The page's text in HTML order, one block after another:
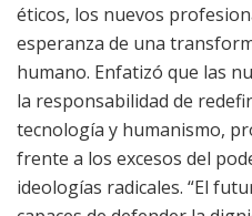
éticos, los nuevos
esperanza de una
humano. Enfatizó que las
la responsabilidad de
tecnología y humanismo,
frente a los excesos del
ideologías radicales. “El